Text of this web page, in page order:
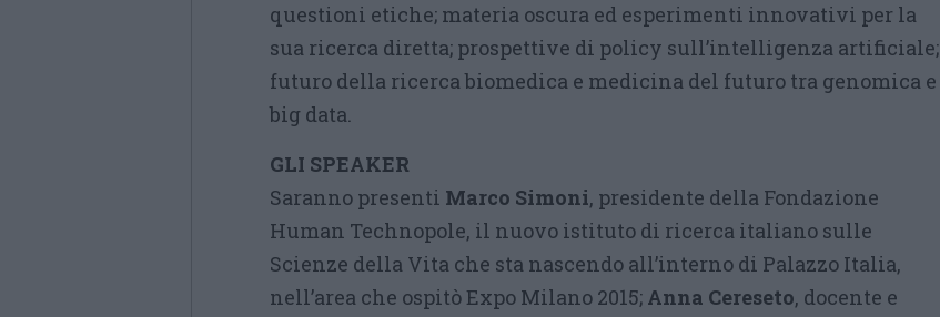
questioni etiche; materia oscura ed esperimenti innovativi per la
sua ricerca diretta; prospettive di policy sull’intelligenza artificiale;
futuro della ricerca biomedica e medicina del futuro tra genomica e
big data.
GLI SPEAKER
Saranno presenti Marco Simoni, presidente della Fondazione
Human Technopole, il nuovo istituto di ricerca italiano sulle
Scienze della Vita che sta nascendo all’interno di Palazzo Italia,
nell’area che ospitò Expo Milano 2015; Anna Cereseto, docente e